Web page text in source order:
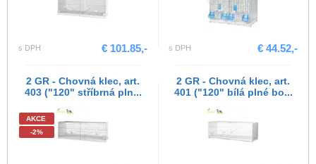
s DPH € 101.85,- s DPH € 44.52,-
2 GR - Chovná klec, art.
403 ("120" stříbrná pln...
AKCE
-2%
2 GR - Chovná klec, art.
401 ("120" bílá plné bo...